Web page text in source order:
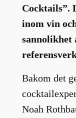
Cocktails”.
inom vin
sannolikhet
Bakom det
Noah